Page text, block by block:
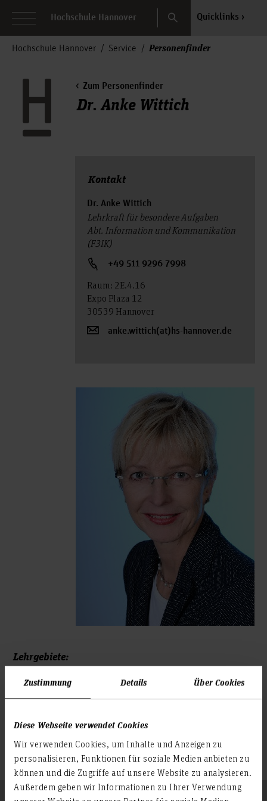
Zustimmung Details Über Cookies
Diese Webseite verwendet Cookies
Wir verwenden Cookies, um Inhalte und Anzeigen zu
personalisieren, Funktionen für soziale Medien anbieten zu
können und die Zugriffe auf unsere Website zu analysieren.
Außerdem geben wir Informationen zu Ihrer Verwendung
Hochschule Hannover Search Quicklinks
Hochschule Hannover Service Personenfinder
Zum Personenfinder
Dr. Anke Wittich
Kontakt
Dr. Anke Wittich
Lehrkraft für besondere Aufgaben
Abt. Information und Kommunikation
(F3IK)
+49 511 9296 7998
Raum: 2E.4.16
Expo Plaza 12
30539 Hannover
anke.wittich(at)hs-hannover.de
Lehrgebiete:
Informationsdidaktik
Zum Profil